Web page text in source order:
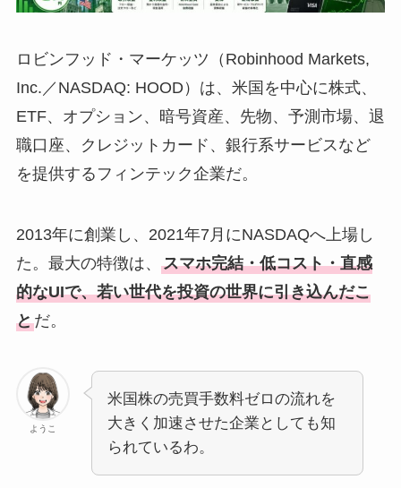
ロビンフッド・マーケッツ（Robinhood Markets,
Inc.／NASDAQ: HOOD）は、米国を中心に株式、
ETF、オプション、暗号資産、先物、予測市場、退
職口座、クレジットカード、銀行系サービスなど
を提供するフィンテック企業だ。
2013年に創業し、2021年7月にNASDAQへ上場し
た。最大の特徴は、 スマホ完結・低コスト・直感
的なUIで、若い世代を投資の世界に引き込んだこ
とだ。
ようこ
米国株の売買手数料ゼロの流れを
大きく加速させた企業としても知
られているわ。